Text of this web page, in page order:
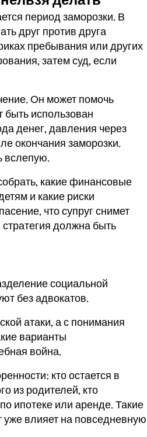
период заморозки. В
друг против друга
пребывания или других
затем суд, если
Он может помочь
быть использован
денег, давления через
окончания заморозки.
вслепую.
какие финансовые
и какие риски
что супруг снимет
стратегия должна быть
социальной
без адвокатов.
атаки, а с понимания
варианты
война.
кто остается в
из родителей, кто
ипотеке или аренде. Такие
влияет на повседневную